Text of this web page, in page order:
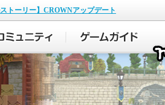
ストーリー】CROWNアップデート